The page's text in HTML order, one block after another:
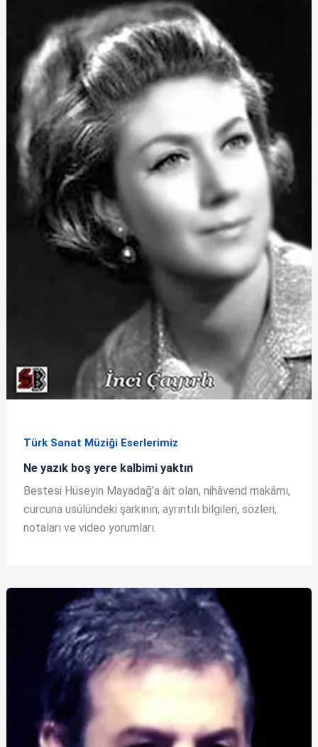
Türk Sanat Müziği Eserlerimiz
Ne yazık boş yere kalbimi yaktın
Bestesi Hüseyin Mayadağ’a âit olan, nihâvend makâmı,
curcuna usûlündeki şarkının; ayrıntılı bilgileri, sözleri,
notaları ve video yorumları.